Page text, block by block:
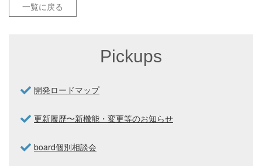
一覧に戻る
Pickups
開発ロードマップ
更新履歴〜新機能・変更等のお知らせ
board個別相談会